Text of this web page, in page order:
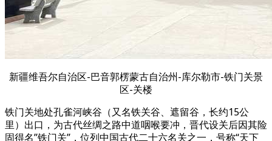
新疆维吾尔自治区-巴音郭楞蒙古自治州-库尔勒市-铁门关景
区-关楼
铁门关地处孔雀河峡谷（又名铁关谷、遮留谷，长约15公
里）出口，为古代丝绸之路中道咽喉要冲，晋代设关后因其险
固得名”铁门关”，位列中国古代二十六名关之一，号称“天下